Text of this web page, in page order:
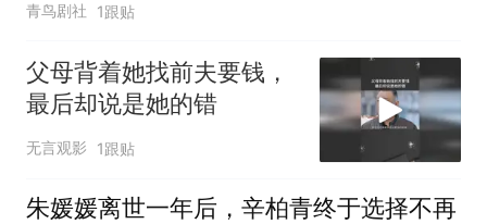
青鸟剧社 1跟贴
父母背着她找前夫要钱，
最后却说是她的错
无言观影 1跟贴
朱媛媛离世一年后，辛柏青终于选择不再